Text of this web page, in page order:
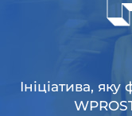
Ініціатива,